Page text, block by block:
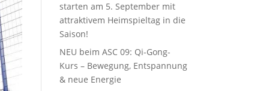
starten am 5. September mit
attraktivem Heimspieltag in die
Saison!
NEU beim ASC 09: Qi-Gong-
Kurs – Bewegung, Entspannung
& neue Energie